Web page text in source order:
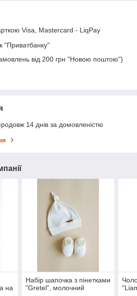
Visa, Mastercard - LiqPay
"Приватбанку"
від 200 грн "Новою поштою")
14 днів за домовленістю
на
Набір шапочка з пінетками
"Gretel", молочний